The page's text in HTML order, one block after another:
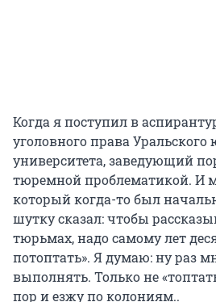
Когда я поступил в
уголовного права Уральского
университета, заведующий
тюремной проблематикой. И
который когда-то был
шутку сказал: чтобы
тюрьмах, надо самому лет
потоптать». Я думаю: ну раз
выполнять. Только не
пор и езжу по колониям..